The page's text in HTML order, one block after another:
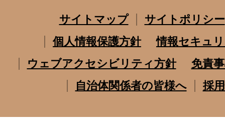
サイトマップ
サイトポリシー
個人情報保護方針
情報セキュ
ウェブアクセシビリティ方針
免責
自治体関係者の皆様へ
採